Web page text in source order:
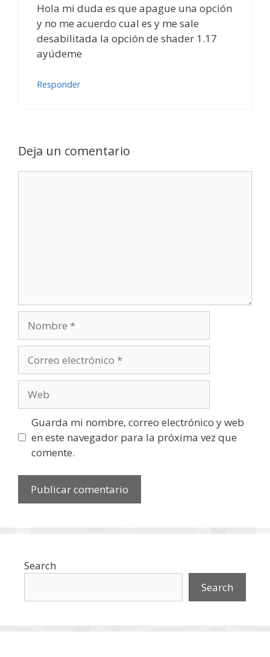
Hola mi duda es que apague una opción
y no me acuerdo cual es y me sale
desabilitada la opción de shader 1.17
ayúdeme
Responder
Deja un comentario
electrónico
Guarda mi nombre, correo electrónico y web
en este navegador para la próxima vez que
comente.
Search
Search